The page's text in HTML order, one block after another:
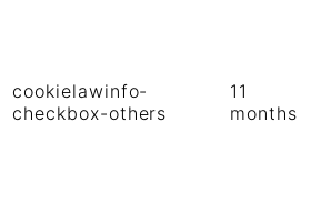
cookielawinfo-
checkbox-others
11
months